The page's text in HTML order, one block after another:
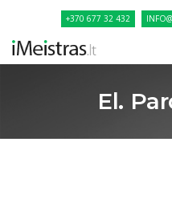
+370 677 32 432
El.